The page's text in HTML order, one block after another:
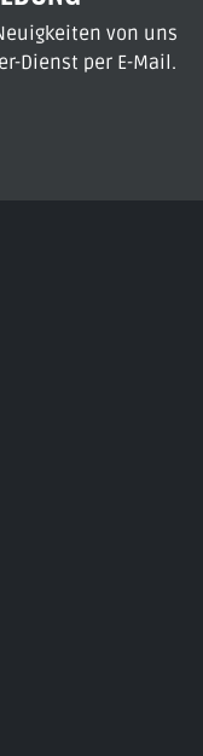
von uns
Dienst per E-Mail.